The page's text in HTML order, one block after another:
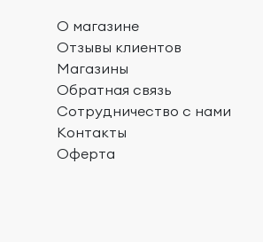
О магазине
Отзывы клиентов
Магазины
Обратная связь
Сотрудничество с нами
Контакты
Оферта